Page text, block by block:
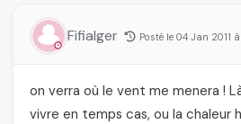
Fifialger Posté le 04 Jan 2011
on verra où le vent me menera !
vivre en temps cas, ou la chaleur